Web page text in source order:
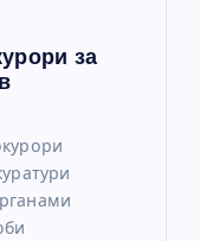
за